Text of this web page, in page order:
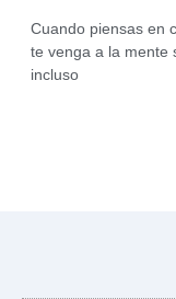
Cuando piensas en
te venga a la mente
incluso